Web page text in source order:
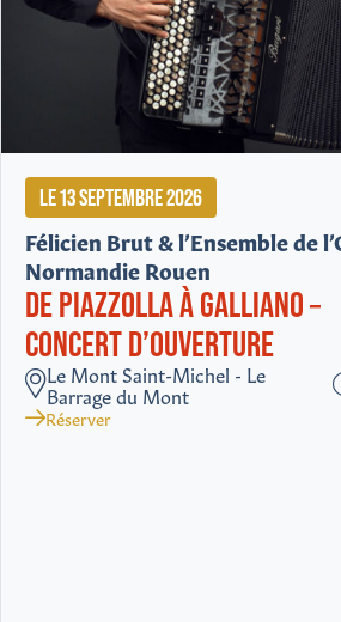
LE 13 SEPTEMBRE 2026
Félicien Brut & l’Ensemble de
Normandie Rouen
DE PIAZZOLLA À GALLIANO –
CONCERT D’OUVERTURE
Le Mont Saint-Michel - Le
Barrage du Mont
Réserver